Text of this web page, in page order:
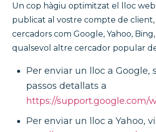
Un cop hàgiu optimitzat el lloc web
publicat al vostre compte de client,
cercadors com Google, Yahoo,
qualsevol altre cercador popular
Per enviar un lloc a Google,
passos detallats a
https://support.google.com/
Per enviar un lloc a Yahoo,